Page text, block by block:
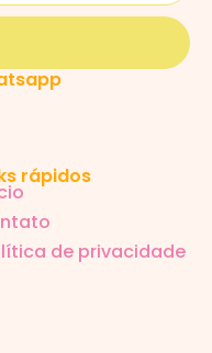
rápidos
de privacidade